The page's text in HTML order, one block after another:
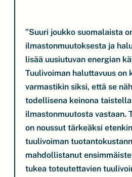
”Suuri joukko suomalaista
ilmastonmuutoksesta ja
lisää uusiutuvan energian
Tuulivoiman haluttavuus on
varmastikin siksi, että se
todellisena keinona taistella
ilmastonmuutosta vastaan.
on noussut tärkeäksi
tuulivoiman
mahdollistanut
tukea toteutettavien